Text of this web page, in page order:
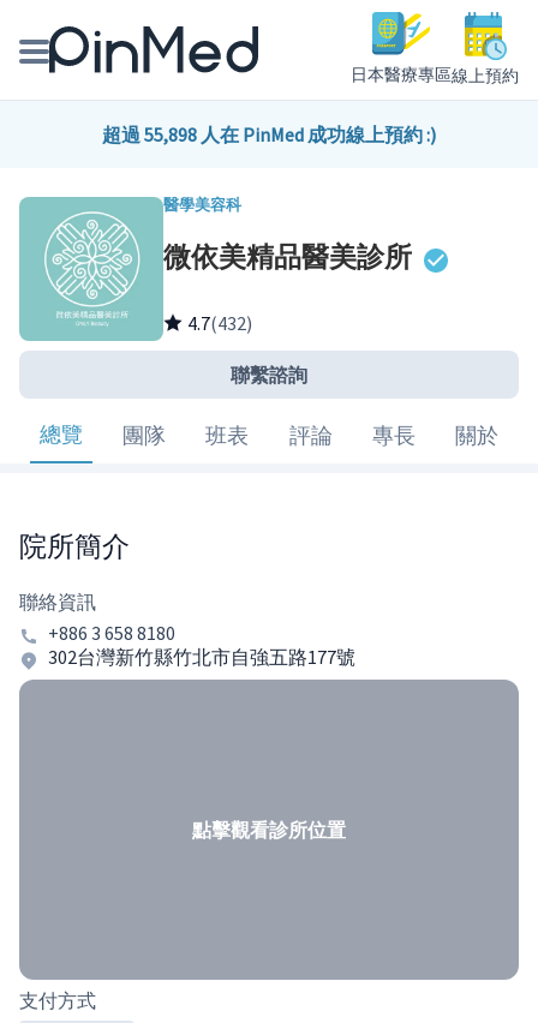
日本醫療專區線上預約
線上預約醫師、院所
醫師專欄專訪
健康主題館
我是醫療人員
超過 55,898 人在 PinMed 成功線上預約 :)
醫學美容科
微依美精品醫美診所
4.7(432)
聯繫諮詢
總覽 團隊 班表 評論 專長 關於
院所簡介
聯絡資訊
+886 3 658 8180
302台灣新竹縣竹北市自強五路177號
點擊觀看診所位置
支付方式